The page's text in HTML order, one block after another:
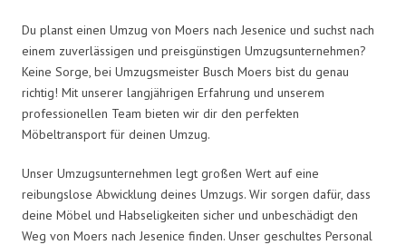
Du planst einen Umzug von Moers nach Jesenice und suchst nach
einem zuverlässigen und preisgünstigen Umzugsunternehmen?
Keine Sorge, bei Umzugsmeister Busch Moers bist du genau
richtig! Mit unserer langjährigen Erfahrung und unserem
professionellen Team bieten wir dir den perfekten
Möbeltransport für deinen Umzug.
Unser Umzugsunternehmen legt großen Wert auf eine
reibungslose Abwicklung deines Umzugs. Wir sorgen dafür, dass
deine Möbel und Habseligkeiten sicher und unbeschädigt den
Weg von Moers nach Jesenice finden. Unser geschultes Personal